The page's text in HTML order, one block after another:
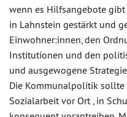
wenn es Hilfsangebote
in Lahnstein gestärkt und
Einwohner:innen, den
Institutionen und den
und ausgewogene
Die Kommunalpolitik sollte
Sozialarbeit vor Ort , in